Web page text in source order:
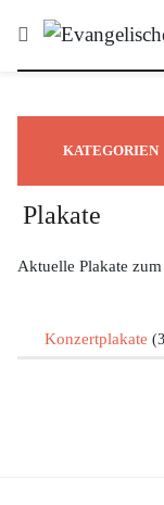
KATEGORIEN
Plakate
Aktuelle Plakate
Konzertplakate